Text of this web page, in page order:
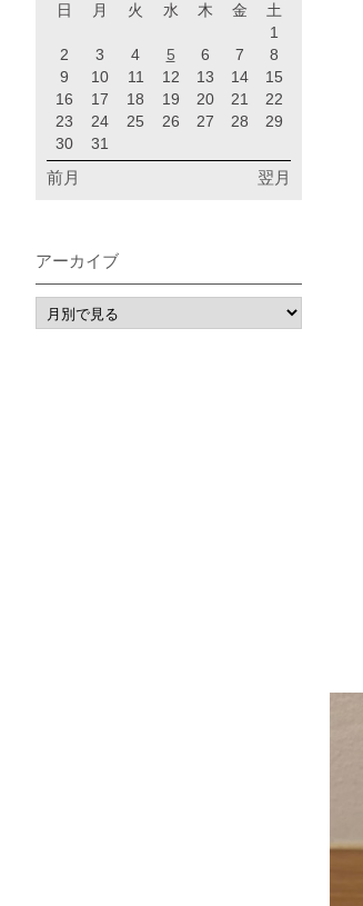
日 月 火 水 木 金
土
1
2
3 4 5 6 7
8
9
10 11 12 13 14
15
16
17 18 19 20 21
22
23
24 25 26 27 28
29
30
31
前月 翌月
アーカイブ